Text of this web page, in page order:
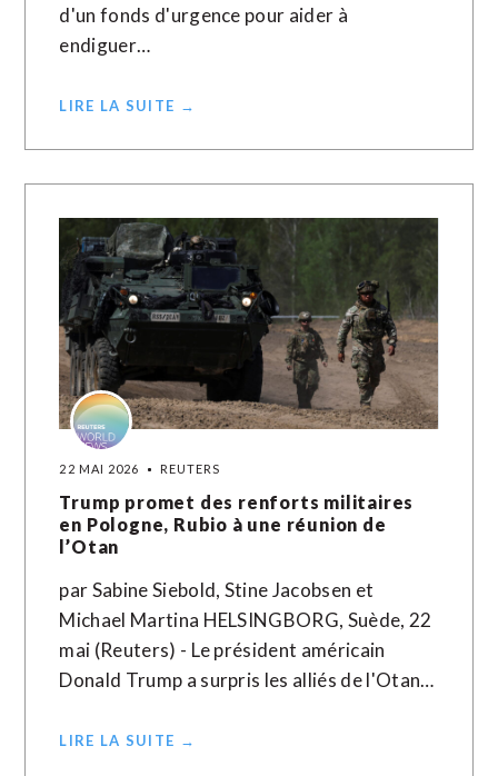
d'un fonds ​d'urgence ‌pour aider à
endiguer…
LIRE LA SUITE →
22 MAI 2026 REUTERS
Trump promet des renforts militaires
en Pologne, Rubio à une réunion de
l’Otan
par Sabine Siebold, Stine Jacobsen et
Michael Martina HELSINGBORG, Suède, 22
mai (Reuters) - Le président américain
Donald Trump a surpris les alliés de l'Otan…
LIRE LA SUITE →